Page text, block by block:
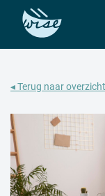
◂ Terug naar overzicht